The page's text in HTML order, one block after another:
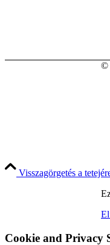
©
Visszagörgetés a
Cookie and Privacy